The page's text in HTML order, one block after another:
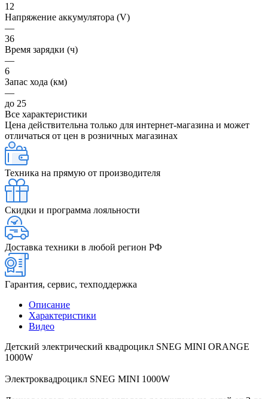
12
Напряжение аккумулятора (V)
—
36
Время зарядки (ч)
—
6
Запас хода (км)
—
до 25
Все характеристики
Цена действительна только для интернет-магазина и может
отличаться от цен в розничных магазинах
Техника на прямую от производителя
Скидки и программа лояльности
Доставка техники в любой регион РФ
Гарантия, сервис, техподдержка
Описание
Характеристики
Видео
Детский электрический квадроцикл SNEG MINI ORANGE
1000W
Электроквадроцикл SNEG MINI 1000W